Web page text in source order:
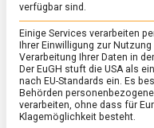
ERNÄHRUNG & GESUNDHEIT
Auf die feine
Tea
verfügbar sind.
Einige Services verarbeiten
Ihrer Einwilligung zur
Verarbeitung Ihrer Daten in
Der EuGH stuft die USA als
nach EU-Standards ein. Es
Behörden
verarbeiten, ohne dass für
Klagemöglichkeit besteht.